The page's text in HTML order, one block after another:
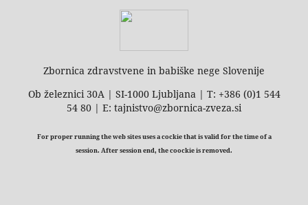
Zbornica zdravstvene in babiške nege Slovenije
Ob železnici 30A | SI-1000 Ljubljana | T: +386 (0)1 544
54 80 | E: tajnistvo@zbornica-zveza.si
For proper running the web sites uses a cockie that is valid for the time of a
session. After session end, the coockie is removed.